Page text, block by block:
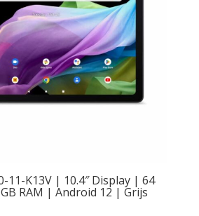
11-K13V | 10.4″ Display | 64
RAM | Android 12 | Grijs